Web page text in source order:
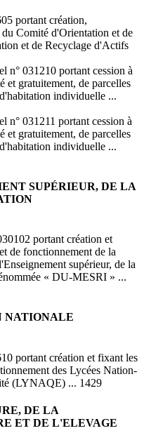
portant création,
Comité d'Orientation et de
et de Recyclage d'Actifs
n° 031210 portant cession à
et gratuitement, de parcelles
individuelle ...
n° 031211 portant cession à
et gratuitement, de parcelles
individuelle ...
SUPÉRIEUR, DE LA
portant création et
de fonctionnement de la
supérieur, de la
« DU-MESRI » ...
NATIONALE
portant création et fixant les
des Lycées Nation-
(LYNAQE) ... 1429
DE LA
ET DE L'ELEVAGE